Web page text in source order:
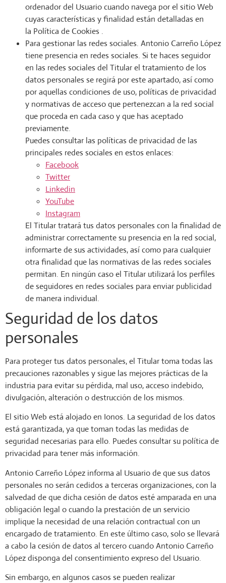
ordenador del Usuario cuando navega por el sitio Web
cuyas características y finalidad están detalladas en
la Política de Cookies .
Para gestionar las redes sociales. Antonio Carreño López
tiene presencia en redes sociales. Si te haces seguidor
en las redes sociales del Titular el tratamiento de los
datos personales se regirá por este apartado, así como
por aquellas condiciones de uso, políticas de privacidad
y normativas de acceso que pertenezcan a la red social
que proceda en cada caso y que has aceptado
previamente.
Puedes consultar las políticas de privacidad de las
principales redes sociales en estos enlaces:
Facebook
Twitter
Linkedin
YouTube
Instagram
El Titular tratará tus datos personales con la finalidad de
administrar correctamente su presencia en la red social,
informarte de sus actividades, así como para cualquier
otra finalidad que las normativas de las redes sociales
permitan. En ningún caso el Titular utilizará los perfiles
de seguidores en redes sociales para enviar publicidad
de manera individual.
Seguridad de los datos
personales
Para proteger tus datos personales, el Titular toma todas las
precauciones razonables y sigue las mejores prácticas de la
industria para evitar su pérdida, mal uso, acceso indebido,
divulgación, alteración o destrucción de los mismos.
El sitio Web está alojado en Ionos. La seguridad de los datos
está garantizada, ya que toman todas las medidas de
seguridad necesarias para ello. Puedes consultar su política de
privacidad para tener más información.
Antonio Carreño López informa al Usuario de que sus datos
personales no serán cedidos a terceras organizaciones, con la
salvedad de que dicha cesión de datos esté amparada en una
obligación legal o cuando la prestación de un servicio
implique la necesidad de una relación contractual con un
encargado de tratamiento. En este último caso, solo se llevará
a cabo la cesión de datos al tercero cuando Antonio Carreño
López disponga del consentimiento expreso del Usuario.
Sin embargo, en algunos casos se pueden realizar